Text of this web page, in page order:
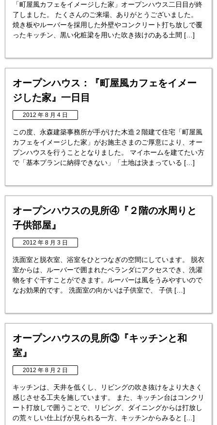
「町屋風カフェをイメージした家」オープンハウス二日目が終
了しました。 たくさんのご来場、ありがとうございました。
焼き板やルーバーを採用した外壁やコンクリート打ち放しで覆
ったキッチン、黒い化粧梁を用いた吹き抜けのある土間 […]
オープンハウス：『町屋風カフェをイメー
ジした家』一日目
2012 年 8 月 4 日
この度、永森建築事務所が手がけた木造２階建て住宅「町屋風
カフェをイメージした家」がお施主さまのご厚意により、オー
プンハウスを行うこととなりました。 マイホームを建てたい方
で「基本プランに納得できない」「土地は決まっている […]
オープンハウスの見所④『２階の水周りと
子供部屋』
2012 年 8 月 3 日
洗面室と脱衣室、浴室をひとつなぎの空間にしています。 脱衣
室からは、ルーバーで囲まれたベランダにアクセスでき、洗濯
物をすぐ干すことができます。ルーバーは風をうみやすいので
なお効果的です。 洗面室の向かいは子供室で、 子供 […]
オープンハウスの見所③『キッチンと和
室』
2012 年 8 月 2 日
キッチンは、天井を低くし、リビングの吹き抜けをより大きく
感じさせる工夫を施しています。 また、キッチン台はコンクリ
ート打放しで囲うことで、リビング、ダイニングからは打放し
の荒々しい仕上げが見られる一方、キッチンからみると […]